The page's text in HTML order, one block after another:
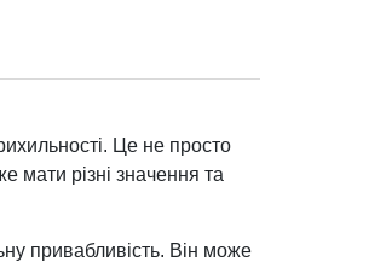
Це не просто
мати різні значення та
привабливість. Він може